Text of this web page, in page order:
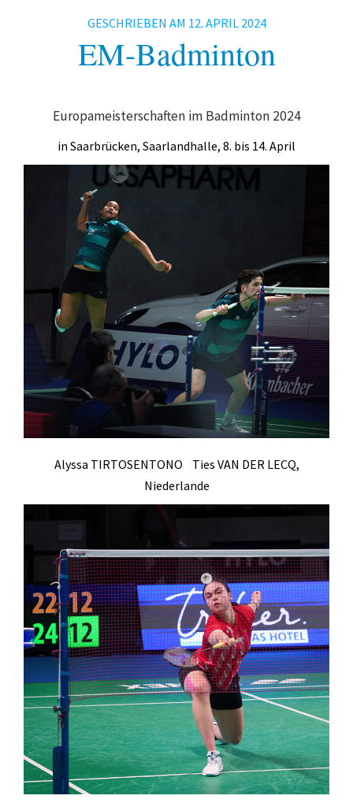
Herzsport – REHA
Lungensport – REHA
Orthopädie – REHA
Rückenschule
Tai Chi
Yoga
Geräteturnen
Kletterknirpse
Kraft und Fitness
Seepferdchen
Schwimmer
Seniorensport
Sportabzeichen
Trampolin
Turnen
Zumba
TV 1872 Saarlouis e.V.
Vorstand
GESCHRIEBEN AM 12. APRIL 2024
EM-Badminton
Europameisterschaften im Badminton 2024
in Saarbrücken, Saarlandhalle, 8. bis 14. April
Alyssa TIRTOSENTONO Ties VAN DER LECQ,
Niederlande